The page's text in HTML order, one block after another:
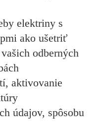
elektriny s
ako ušetriť
odberných
aktivovanie
údajov, spôsobu